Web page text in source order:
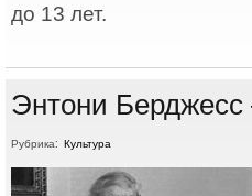
до 13 лет.
Энтони
Рубрика: Культура